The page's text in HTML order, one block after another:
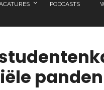
PODCASTS
panden